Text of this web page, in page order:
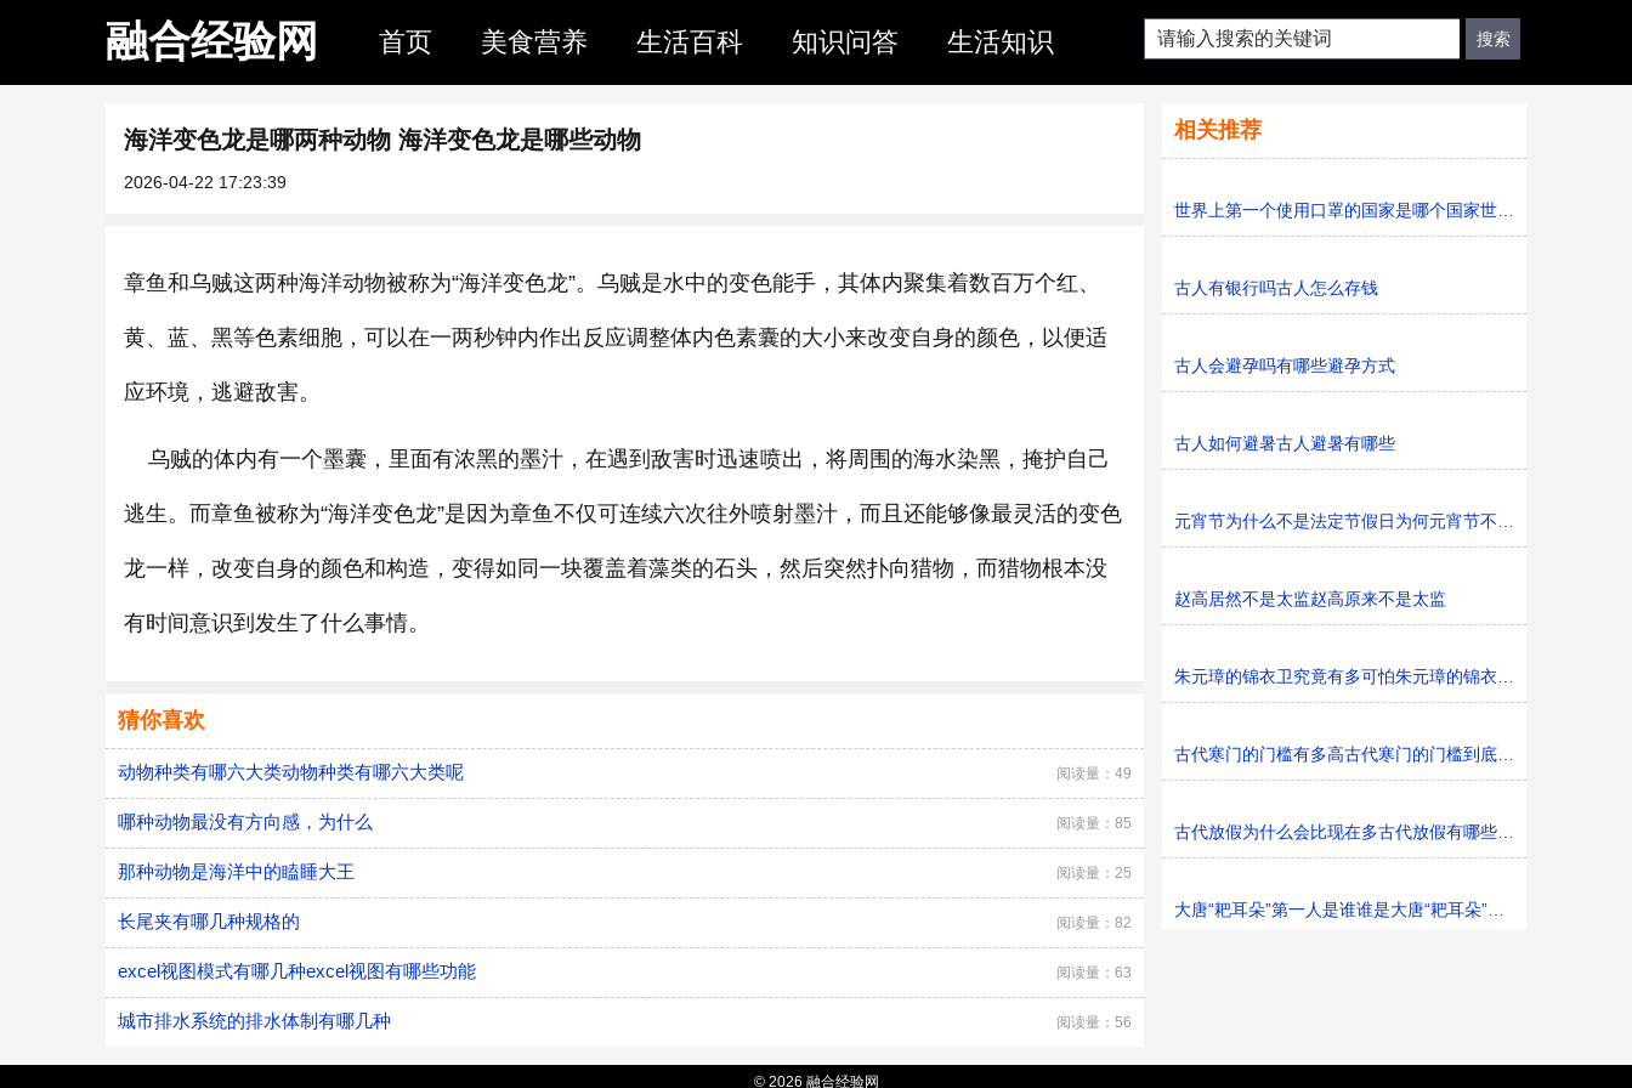
融合经验网 首页 美食营养 生活百科 知识问答 生活知识
海洋变色龙是哪两种动物 海洋变色龙是哪些动物
2026-04-22 17:23:39
章鱼和乌贼这两种海洋动物被称为“海洋变色龙”。乌贼是水中的变色能手，其体内聚集着数百万个红、
黄、蓝、黑等色素细胞，可以在一两秒钟内作出反应调整体内色素囊的大小来改变自身的颜色，以便适
应环境，逃避敌害。
乌贼的体内有一个墨囊，里面有浓黑的墨汁，在遇到敌害时迅速喷出，将周围的海水染黑，掩护自己
逃生。而章鱼被称为“海洋变色龙”是因为章鱼不仅可连续六次往外喷射墨汁，而且还能够像最灵活的变色
龙一样，改变自身的颜色和构造，变得如同一块覆盖着藻类的石头，然后突然扑向猎物，而猎物根本没
有时间意识到发生了什么事情。
猜你喜欢
动物种类有哪六大类动物种类有哪六大类呢 阅读量：49
哪种动物最没有方向感，为什么 阅读量：85
那种动物是海洋中的瞌睡大王 阅读量：25
长尾夹有哪几种规格的 阅读量：82
excel视图模式有哪几种excel视图有哪些功能 阅读量：63
城市排水系统的排水体制有哪几种 阅读量：56
相关推荐
世界上第一个使用口罩的国家是哪个国家世界上第一只口罩
古人有银行吗古人怎么存钱
古人会避孕吗有哪些避孕方式
古人如何避暑古人避暑有哪些
元宵节为什么不是法定节假日为何元宵节不是法定节假日
赵高居然不是太监赵高原来不是太监
朱元璋的锦衣卫究竟有多可怕朱元璋的锦衣卫可怕吗
古代寒门的门槛有多高古代寒门的门槛到底有多高
古代放假为什么会比现在多古代放假有哪些节日可放
大唐“耙耳朵”第一人是谁谁是大唐“耙耳朵”第一人
© 2026 融合经验网